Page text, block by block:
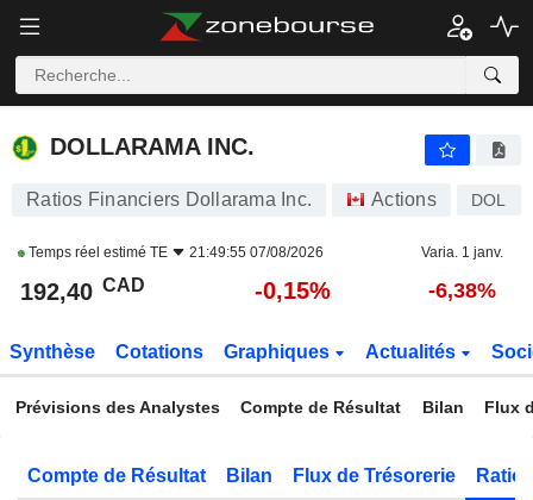
DOLLARAMA INC.
DOLLARAMA INC.
Ratios Financiers Dollarama Inc. Actions DOL
Temps réel estimé TE 21:49:55 07/08/2026 Varia. 1 janv.
192,40 CAD -0,15% -6,38%
Synthèse Cotations Graphiques Actualités
Prévisions des Analystes Compte de Résultat Bilan Flux
Compte de Résultat Bilan Flux de Trésorerie